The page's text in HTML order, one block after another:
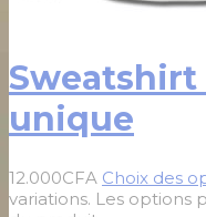
Sweatshirt
unique
12.000CFA Choix des
variations. Les options